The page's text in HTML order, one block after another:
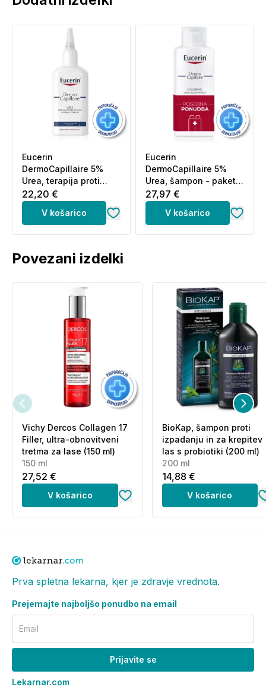
Eucerin
DermoCapillaire 5%
Urea, terapija proti
prhljaju (100 ml)
22,20 €
V košarico
Eucerin
DermoCapillaire 5%
Urea, šampon - paket
(2 x 250 ml)
27,97 €
V košarico
Povezani izdelki
Vichy Dercos Collagen 17
Filler, ultra-obnovitveni
tretma za lase (150 ml)
150 ml
27,52 €
V košarico
BioKap, šampon proti
izpadanju in za krepitev
las s probiotiki (200 ml)
200 ml
14,88 €
V košarico
Prva spletna lekarna, kjer je zdravje vrednota.
Prejemajte najboljšo ponudbo na email
Email
Prijavite se
Lekarnar.com